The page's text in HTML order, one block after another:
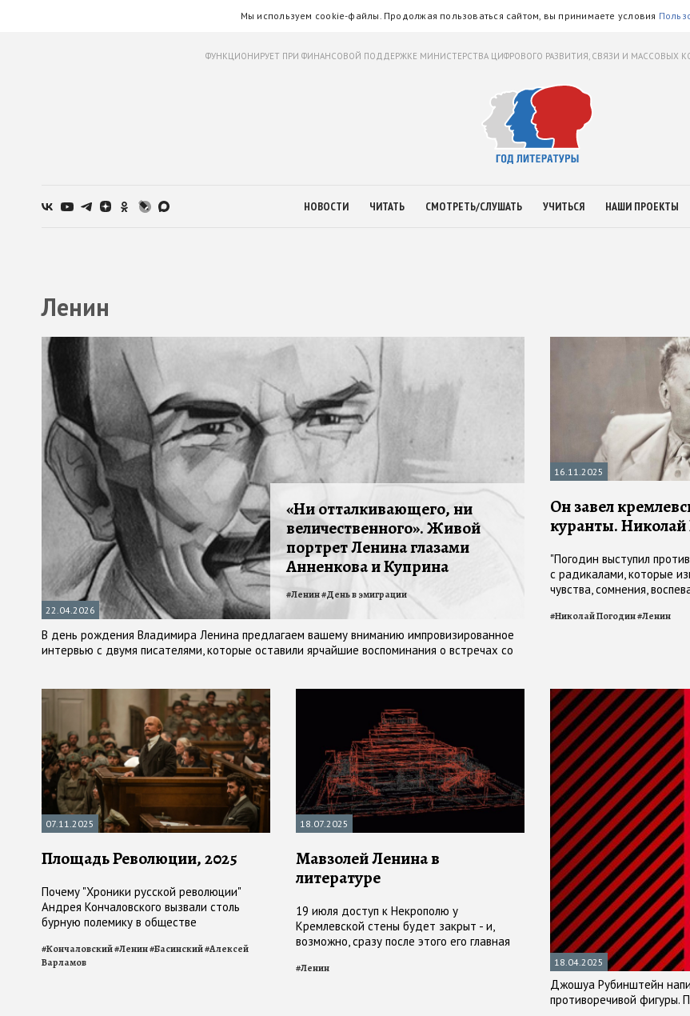
Мы используем cookie-файлы. Продолжая пользоваться сайтом, вы принимаете условия
ФУНКЦИОНИРУЕТ ПРИ ФИНАНСОВОЙ ПОДДЕРЖКЕ МИНИСТЕРСТВА ЦИФРОВОГО РАЗВИТИЯ, СВЯЗИ И МАССОВЫХ
НОВОСТИ ЧИТАТЬ СМОТРЕТЬ/СЛУШАТЬ УЧИТЬСЯ НАШИ ПРОЕКТЫ
Ленин
22.04.2026
«Ни отталкивающего, ни
величественного». Живой
портрет Ленина глазами
Анненкова и Куприна
В день рождения Владимира Ленина предлагаем вашему вниманию импровизированное
интервью с двумя писателями, которые оставили ярчайшие воспоминания о встречах со
#Ленин#День в эмиграции
16.11.2025
Он завел
куранты.
"Погодин выступил
с радикалами, которые
чувства, сомнения,
Мертвящие догмы его не
#Николай Погодин#Ленин
07.11.2025
Площадь Революции, 2025
Почему "Хроники русской революции"
Андрея Кончаловского вызвали столь
бурную полемику в обществе
#Кончаловский#Ленин#Басинский#Алексей
Варламов
18.07.2025
Мавзолей Ленина в
литературе
19 июля доступ к Некрополю у
Кремлевской стены будет закрыт - и,
возможно, сразу после этого его главная
закроется на два года - но он всегда
#Ленин 18.04.2025
Джошуа Рубинштейн
противоречивой фигуры.